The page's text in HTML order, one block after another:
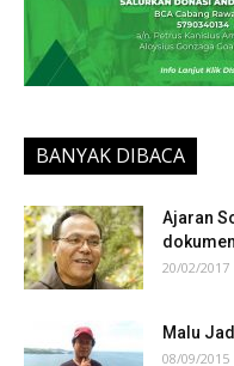
BANYAK DIBACA
Ajaran
20/02/2017
Malu
08/09/2015